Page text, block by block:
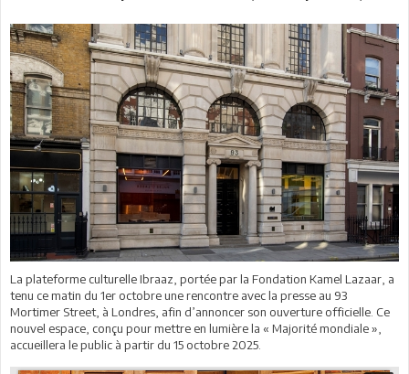
La plateforme culturelle Ibraaz, portée par la Fondation Kamel Lazaar, a
tenu ce matin du 1er octobre une rencontre avec la presse au 93
Mortimer Street, à Londres, afin d’annoncer son ouverture officielle. Ce
nouvel espace, conçu pour mettre en lumière la « Majorité mondiale »,
accueillera le public à partir du 15 octobre 2025.